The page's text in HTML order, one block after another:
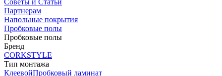
Советы и Статьи
Партнерам
Напольные покрытия
Пробковые полы
Пробковые полы
Бренд
CORKSTYLE
Тип монтажа
КлеевойПробковый ламинат